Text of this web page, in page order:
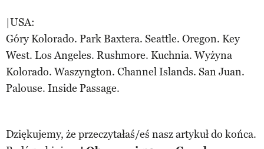
|USA:
Góry Kolorado. Park Baxtera. Seattle. Oregon. Key
West. Los Angeles. Rushmore. Kuchnia. Wyżyna
Kolorado. Waszyngton. Channel Islands. San Juan.
Palouse. Inside Passage.
Dziękujemy, że przeczytałaś/eś nasz artykuł do końca.